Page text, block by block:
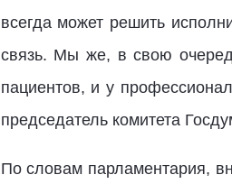
всегда может решить
связь. Мы же, в свою
пациентов, и у
председатель комитета
По словам парламентария,